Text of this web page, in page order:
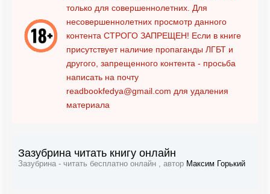
только для совершеннолетних. Для
несовершеннолетних просмотр данного
контента СТРОГО ЗАПРЕЩЕН! Если в книге
присутствует наличие пропаганды ЛГБТ и
другого, запрещенного контента - просьба
написать на почту
readbookfedya@gmail.com для удаления
материала
Зазубрина читать книгу онлайн
Зазубрина - читать бесплатно онлайн , автор Максим Горький